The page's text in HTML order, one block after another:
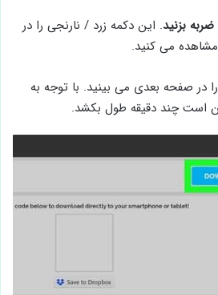
. این دکمه زرد / نارنجی را در
در صفحه بعدی می بینید. با توجه به
است چند دقیقه طول بکشد.